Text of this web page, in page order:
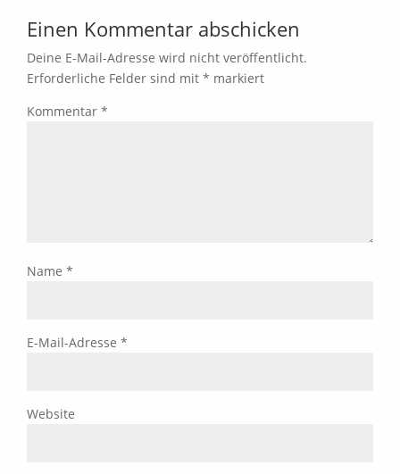
Einen Kommentar abschicken
Deine E-Mail-Adresse wird nicht veröffentlicht.
Erforderliche Felder sind mit * markiert
Kommentar *
Name *
E-Mail-Adresse *
Website